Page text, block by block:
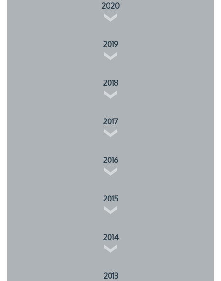
2020
2019
2018
2017
2016
2015
2014
2013